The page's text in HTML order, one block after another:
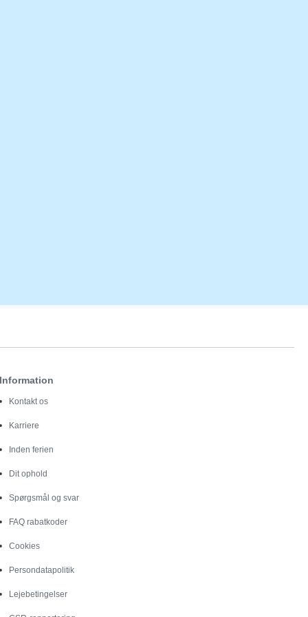
Information
Kontakt os
Karriere
Inden ferien
Dit ophold
Spørgsmål og svar
FAQ rabatkoder
Cookies
Persondatapolitik
Lejebetingelser